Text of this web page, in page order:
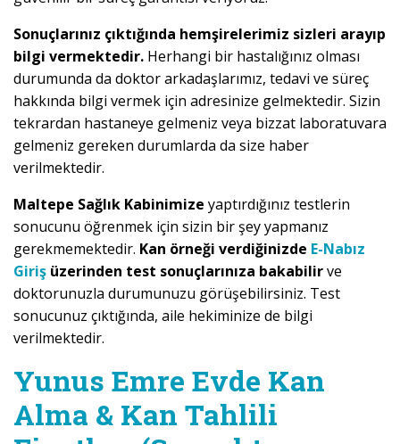
Sonuçlarınız çıktığında hemşirelerimiz sizleri arayıp
bilgi vermektedir. Herhangi bir hastalığınız olması
durumunda da doktor arkadaşlarımız, tedavi ve süreç
hakkında bilgi vermek için adresinize gelmektedir. Sizin
tekrardan hastaneye gelmeniz veya bizzat laboratuvara
gelmeniz gereken durumlarda da size haber
verilmektedir.
Maltepe Sağlık Kabinimize yaptırdığınız testlerin
sonucunu öğrenmek için sizin bir şey yapmanız
gerekmemektedir. Kan örneği verdiğinizde E-Nabız
Giriş üzerinden test sonuçlarınıza bakabilirve
doktorunuzla durumunuzu görüşebilirsiniz. Test
sonucunuz çıktığında, aile hekiminize de bilgi
verilmektedir.
Yunus Emre Evde Kan
Alma & Kan Tahlili